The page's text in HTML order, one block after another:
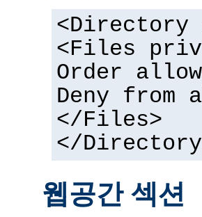
<Directory
<Files
Order
Deny from
</Files>
</
웹공간 섹션